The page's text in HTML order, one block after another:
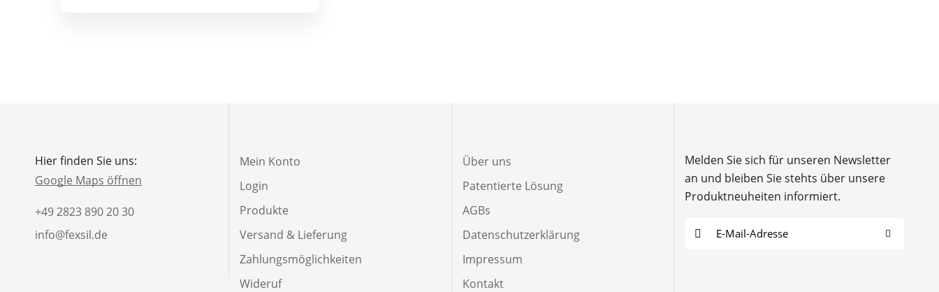
Hier finden Sie uns:
Google Maps öffnen
+49 2823 890 20 30
info@fexsil.de
Mein Konto
Login
Produkte
Versand & Lieferung
Zahlungsmöglichkeiten
Wideruf
Über uns
Patentierte Lösung
AGBs
Datenschutzerklärung
Impressum
Kontakt
Melden Sie sich für unseren Newsletter
an und bleiben Sie stehts über unsere
Produktneuheiten informiert.